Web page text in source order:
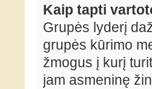
Kaip tapti
Grupės lyderį
grupės kūrimo
žmogus į kurį
jam asmeninę